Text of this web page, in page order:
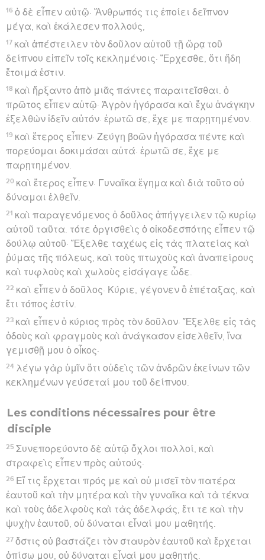
16 ὁ δὲ εἶπεν αὐτῷ· Ἄνθρωπός τις ἐποίει δεῖπνον
μέγα, καὶ ἐκάλεσεν πολλούς,
17 καὶ ἀπέστειλεν τὸν δοῦλον αὐτοῦ τῇ ὥρᾳ τοῦ
δείπνου εἰπεῖν τοῖς κεκλημένοις· Ἔρχεσθε, ὅτι ἤδη
ἕτοιμά ἐστιν.
18 καὶ ἤρξαντο ἀπὸ μιᾶς πάντες παραιτεῖσθαι. ὁ
πρῶτος εἶπεν αὐτῷ· Ἀγρὸν ἠγόρασα καὶ ἔχω ἀνάγκην
ἐξελθὼν ἰδεῖν αὐτόν· ἐρωτῶ σε, ἔχε με παρῃτημένον.
19 καὶ ἕτερος εἶπεν· Ζεύγη βοῶν ἠγόρασα πέντε καὶ
πορεύομαι δοκιμάσαι αὐτά· ἐρωτῶ σε, ἔχε με
παρῃτημένον.
20 καὶ ἕτερος εἶπεν· Γυναῖκα ἔγημα καὶ διὰ τοῦτο οὐ
δύναμαι ἐλθεῖν.
21 καὶ παραγενόμενος ὁ δοῦλος ἀπήγγειλεν τῷ κυρίῳ
αὐτοῦ ταῦτα. τότε ὀργισθεὶς ὁ οἰκοδεσπότης εἶπεν τῷ
δούλῳ αὐτοῦ· Ἔξελθε ταχέως εἰς τὰς πλατείας καὶ
ῥύμας τῆς πόλεως, καὶ τοὺς πτωχοὺς καὶ ἀναπείρους
καὶ τυφλοὺς καὶ χωλοὺς εἰσάγαγε ὧδε.
22 καὶ εἶπεν ὁ δοῦλος· Κύριε, γέγονεν ὃ ἐπέταξας, καὶ
ἔτι τόπος ἐστίν.
23 καὶ εἶπεν ὁ κύριος πρὸς τὸν δοῦλον· Ἔξελθε εἰς τὰς
ὁδοὺς καὶ φραγμοὺς καὶ ἀνάγκασον εἰσελθεῖν, ἵνα
γεμισθῇ μου ὁ οἶκος·
24 λέγω γὰρ ὑμῖν ὅτι οὐδεὶς τῶν ἀνδρῶν ἐκείνων τῶν
κεκλημένων γεύσεταί μου τοῦ δείπνου.
Les conditions nécessaires pour être
disciple
25 Συνεπορεύοντο δὲ αὐτῷ ὄχλοι πολλοί, καὶ
στραφεὶς εἶπεν πρὸς αὐτούς·
26 Εἴ τις ἔρχεται πρός με καὶ οὐ μισεῖ τὸν πατέρα
ἑαυτοῦ καὶ τὴν μητέρα καὶ τὴν γυναῖκα καὶ τὰ τέκνα
καὶ τοὺς ἀδελφοὺς καὶ τὰς ἀδελφάς, ἔτι τε καὶ τὴν
ψυχὴν ἑαυτοῦ, οὐ δύναται εἶναί μου μαθητής.
27 ὅστις οὐ βαστάζει τὸν σταυρὸν ἑαυτοῦ καὶ ἔρχεται
ὀπίσω μου, οὐ δύναται εἶναί μου μαθητής.